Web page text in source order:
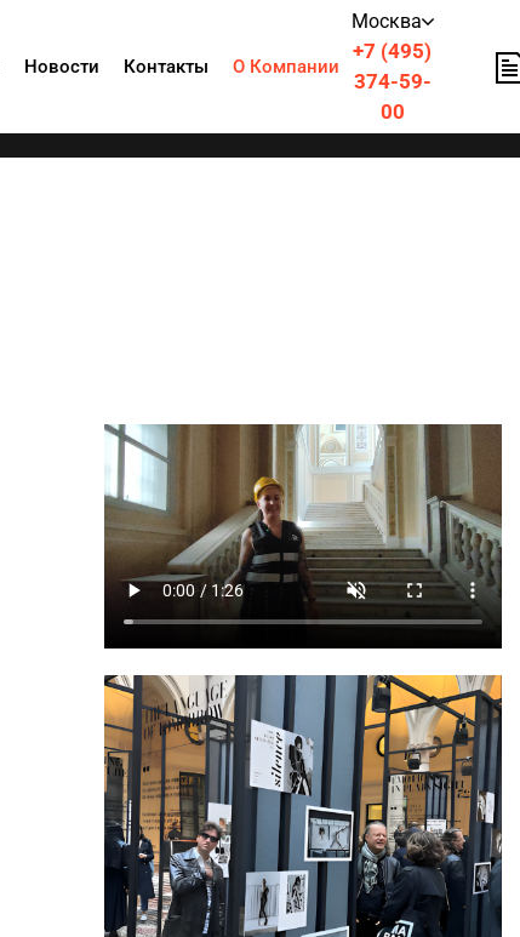
Новости Контакты О Компании
Москва
+7 (495)
374-59-
00